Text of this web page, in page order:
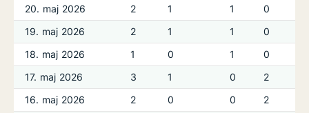
20. maj 2026
2 1 1
0
19. maj 2026
2 1 1
0
18. maj 2026
1 0 1
0
17. maj 2026
3 1 0
2
16. maj 2026
2 0 0
2